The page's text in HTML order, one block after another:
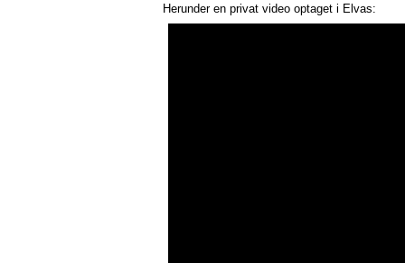
Herunder en privat video optaget i Elvas: